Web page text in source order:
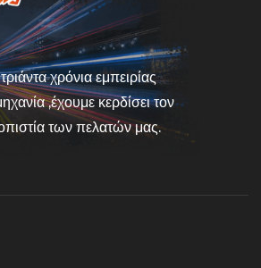
χρόνια εμπειρίας
,έχουμε κερδίσει τον
των πελατών μας.